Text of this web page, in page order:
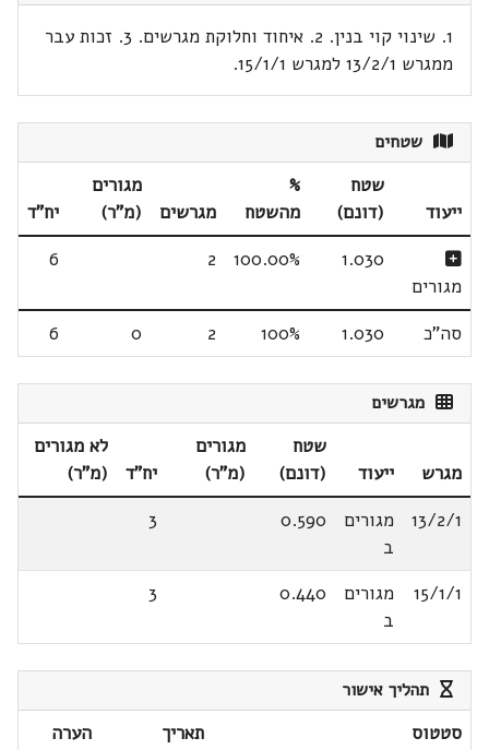
1. שינוי קוי בנין. 2. איחוד וחלוקת מגרשים. 3. זכות עבר
ממגרש 13/2/1 למגרש 15/1/1.
שטחים
ייעוד
שטח
(דונם)
%
מהשטח
מגרשים
מגורים
(מ"ר)
יח"ד
מגורים
1.030
100.00%
2
6
סה"כ 1.030
100%
2
0
6
מגרשים
מגרש ייעוד
שטח
(דונם)
מגורים
(מ"ר)
יח"ד
לא מגורים
(מ"ר)
13/2/1
מגורים
ב
0.590
3
15/1/1
מגורים
ב
0.440
3
תהליך אישור
סטטוס תאריך
הערה